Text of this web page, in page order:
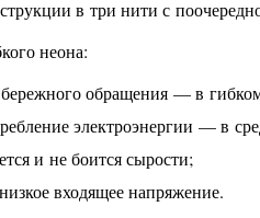
в три нити с
неона:
бережного обращения — в
электроэнергии — в
и не боится сырости;
входящее напряжение.